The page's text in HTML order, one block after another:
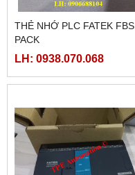
THẺ NHỚ PLC FATEK FBS
PACK
LH: 0938.070.068